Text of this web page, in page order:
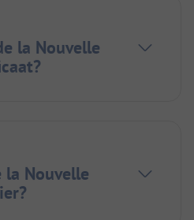
la Nouvelle
la Nouvelle